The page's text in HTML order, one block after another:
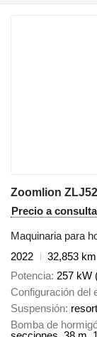
Zoomlion
Precio a
Maquinaria para
2022
32,853 km
Potencia 257 kW
Configuración del
Suspensión
Bomba de